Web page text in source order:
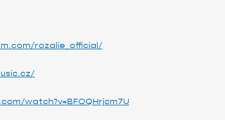
rozalie_official/
watch?v=BFOQHrjcm7U